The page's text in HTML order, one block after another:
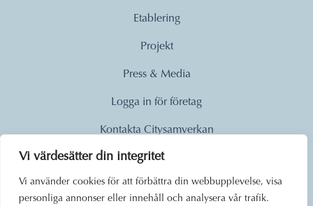
Vi värdesätter din integritet
Vi använder cookies för att förbättra din webbupplevelse, visa
personliga annonser eller innehåll och analysera vår trafik.
Etablering
Projekt
Press & Media
Logga in för företag
Kontakta Citysamverkan